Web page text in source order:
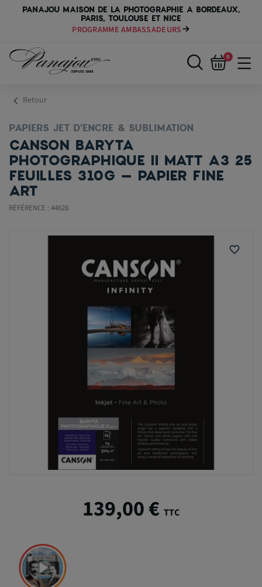
PANAJOU MAISON DE LA PHOTOGRAPHIE A BORDEAUX,
PARIS, TOULOUSE ET NICE
PAYER VOTRE MATÉRIEL JUSQU'EN 84 FOIS
0
chevron_left Retour
PAPIERS JET D'ENCRE & SUBLIMATION
CANSON BARYTA
PHOTOGRAPHIQUE II MATT A3 25
FEUILLES 310G – PAPIER FINE
ART
RÉFÉRENCE : 44628
favorite_border
139,00 € TTC